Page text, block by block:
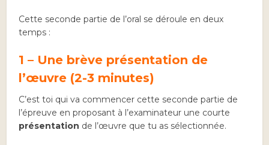
Cette seconde partie de l’oral se déroule en deux
temps :
1 – Une brève présentation de
l’œuvre (2-3 minutes)
C’est toi qui va commencer cette seconde partie de
l’épreuve en proposant à l’examinateur une courte
présentation de l’œuvre que tu as sélectionnée.